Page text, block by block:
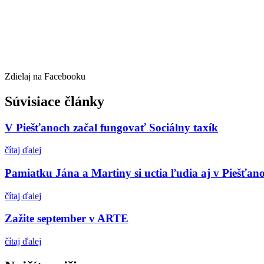
Zdielaj na Facebooku
Súvisiace články
V Piešťanoch začal fungovať Sociálny taxík
čítaj ďalej
Pamiatku Jána a Martiny si uctia ľudia aj v
čítaj ďalej
Zažite september v ARTE
čítaj ďalej